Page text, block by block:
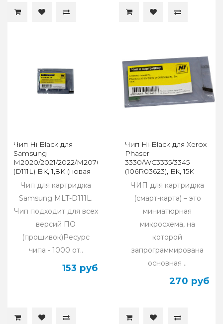
Чип Hi Black для
Samsung
M2020/2021/2022/M2070/M2071
(D111L) BK, 1,8K (новая
прошивка)
Чип для картриджа
Samsung MLT-D111L.
Чип подходит для всех
версий ПО
(прошивок)Ресурс
чипа - 1000 от..
153 руб
Чип Hi-Black для Xerox
Phaser
3330/WC3335/3345
(106R03623), Bk, 15K
ЧИП для картриджа
(смарт-карта) – это
миниатюрная
микросхема, на
которой
запрограммирована
основная ..
270 руб